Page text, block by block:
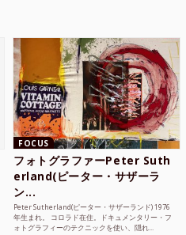
FOCUS
フォトグラファーPeter Suth
erland(ピーター・サザーラ
ン...
Peter Sutherland(ピーター・サザーランド) 1976
年生まれ。 コロラド在住。ドキュメンタリー・フ
ォトグラフィーのテクニックを使い、隠れ...